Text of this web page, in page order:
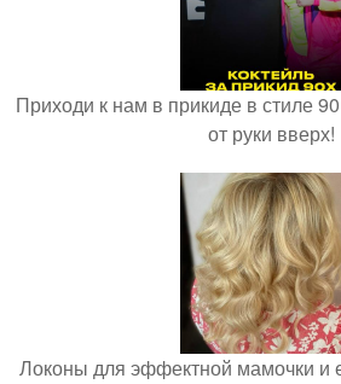
Приходи к нам в прикиде в стиле
от руки вверх!
Локоны для эффектной мамочки и